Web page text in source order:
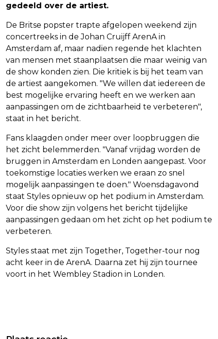
gedeeld over de artiest.
De Britse popster trapte afgelopen weekend zijn
concertreeks in de Johan Cruijff ArenA in
Amsterdam af, maar nadien regende het klachten
van mensen met staanplaatsen die maar weinig van
de show konden zien. Die kritiek is bij het team van
de artiest aangekomen. "We willen dat iedereen de
best mogelijke ervaring heeft en we werken aan
aanpassingen om de zichtbaarheid te verbeteren",
staat in het bericht.
Fans klaagden onder meer over loopbruggen die
het zicht belemmerden. "Vanaf vrijdag worden de
bruggen in Amsterdam en Londen aangepast. Voor
toekomstige locaties werken we eraan zo snel
mogelijk aanpassingen te doen." Woensdagavond
staat Styles opnieuw op het podium in Amsterdam.
Voor die show zijn volgens het bericht tijdelijke
aanpassingen gedaan om het zicht op het podium te
verbeteren.
Styles staat met zijn Together, Together-tour nog
acht keer in de ArenA. Daarna zet hij zijn tournee
voort in het Wembley Stadion in Londen.